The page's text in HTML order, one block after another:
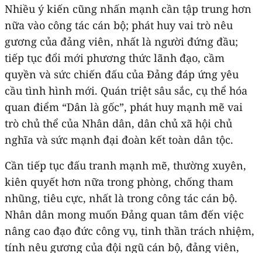
Nhiều ý kiến cũng nhấn mạnh cần tập trung hơn
nữa vào công tác cán bộ; phát huy vai trò nêu
gương của đảng viên, nhất là người đứng đầu;
tiếp tục đổi mới phương thức lãnh đạo, cầm
quyền và sức chiến đấu của Đảng đáp ứng yêu
cầu tình hình mới. Quán triệt sâu sắc, cụ thể hóa
quan điểm “Dân là gốc”, phát huy mạnh mẽ vai
trò chủ thể của Nhân dân, dân chủ xã hội chủ
nghĩa và sức mạnh đại đoàn kết toàn dân tộc.
Cần tiếp tục đấu tranh mạnh mẽ, thường xuyên,
kiên quyết hơn nữa trong phòng, chống tham
nhũng, tiêu cực, nhất là trong công tác cán bộ.
Nhân dân mong muốn Đảng quan tâm đến việc
nâng cao đạo đức công vụ, tinh thần trách nhiệm,
tính nêu gương của đội ngũ cán bộ, đảng viên,